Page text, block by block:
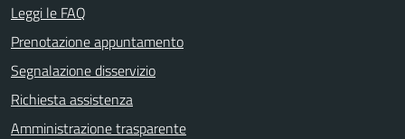
Leggi le FAQ
Prenotazione appuntamento
Segnalazione disservizio
Richiesta assistenza
Amministrazione trasparente